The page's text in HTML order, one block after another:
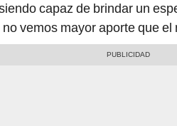
capaz de brindar un
vemos mayor aporte que el